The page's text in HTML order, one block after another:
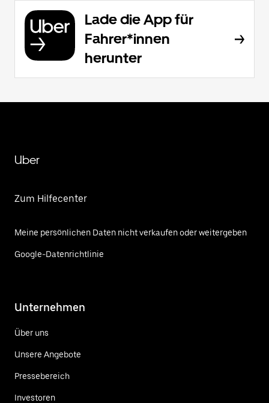
Lade die App für
Fahrer*innen
herunter
Uber
Zum Hilfecenter
Meine persönlichen Daten nicht verkaufen oder weitergeben
Google-Datenrichtlinie
Unternehmen
Über uns
Unsere Angebote
Pressebereich
Investoren